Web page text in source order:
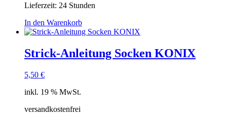
Lieferzeit: 24 Stunden
In den Warenkorb
Strick-Anleitung Socken KONIX
5,50 €
inkl. 19 % MwSt.
versandkostenfrei